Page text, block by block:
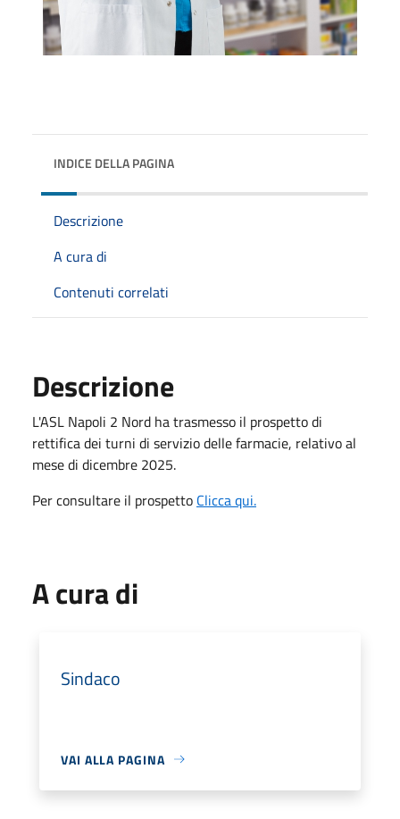
INDICE DELLA PAGINA
Descrizione
A cura di
Contenuti correlati
Descrizione
L'ASL Napoli 2 Nord ha trasmesso il prospetto di
rettifica dei turni di servizio delle farmacie, relativo al
mese di dicembre 2025.
Per consultare il prospetto Clicca qui.
A cura di
Sindaco
VAI ALLA PAGINA